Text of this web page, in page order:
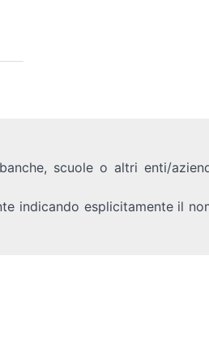
scuole o altri enti/
indicando esplicitamente il